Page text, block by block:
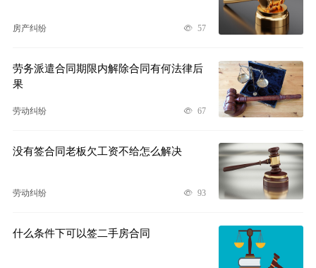
房产纠纷 57
劳务派遣合同期限内解除合同有何法律后
果
劳动纠纷 67
没有签合同老板欠工资不给怎么解决
劳动纠纷 93
什么条件下可以签二手房合同